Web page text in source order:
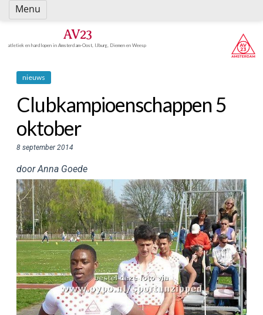
Spring
naar
AV23
atletiek en hardlopen in Amsterdam-Oost, IJburg, Diemen en Weesp
nieuws
Clubkampioenschappen 5
oktober
8 september 2014
door Anna Goede
Menu